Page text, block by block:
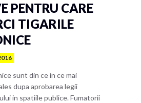
PENTRU CARE
TIGARILE
sunt din ce in ce mai
dupa aprobarea legii
in spatiile publice. Fumatorii